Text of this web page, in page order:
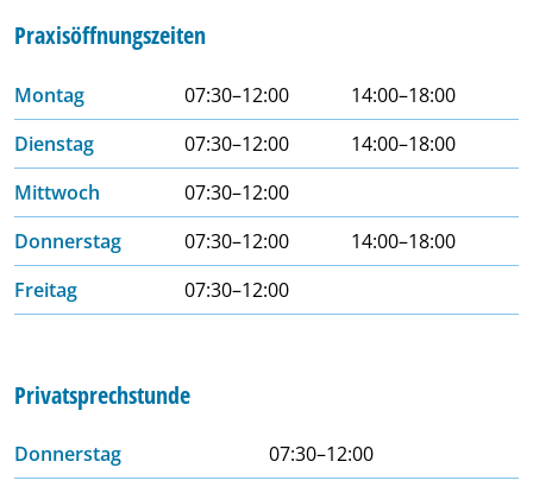
Praxisöffnungszeiten
Montag 07:30–12:00
14:00–18:00
Dienstag
07:30–12:00
14:00–18:00
Mittwoch
07:30–12:00
Donnerstag
07:30–12:00
14:00–18:00
Freitag
07:30–12:00
Privatsprechstunde
Donnerstag 07:30–12:00